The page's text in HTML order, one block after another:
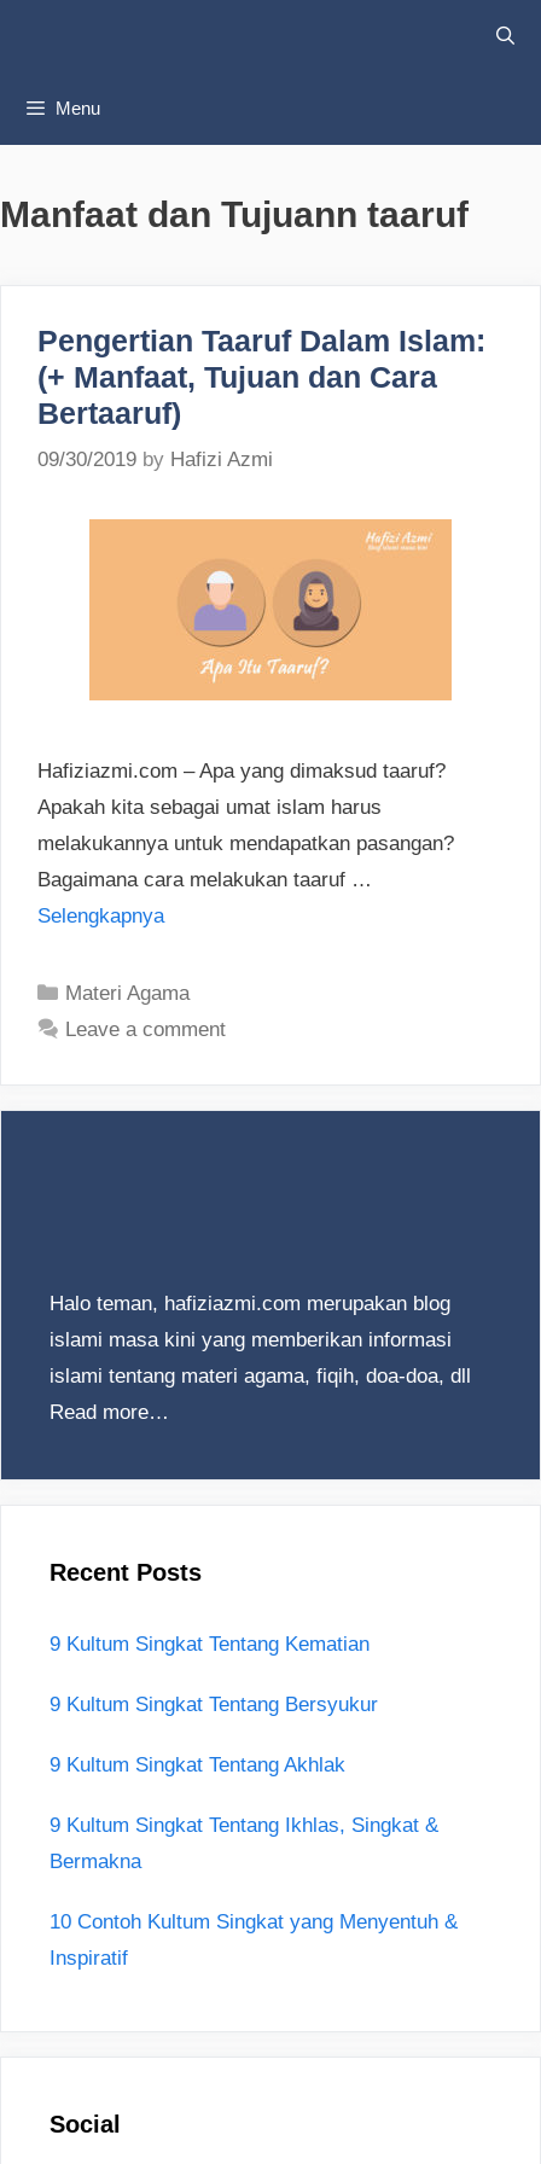
Menu
Manfaat dan Tujuann taaruf
Pengertian Taaruf Dalam Islam:
(+ Manfaat, Tujuan dan Cara
Bertaaruf)
09/30/2019 by Hafizi Azmi
Hafiziazmi.com – Apa yang dimaksud taaruf?
Apakah kita sebagai umat islam harus
melakukannya untuk mendapatkan pasangan?
Bagaimana cara melakukan taaruf …
Selengkapnya
Categories
Materi Agama
Leave a comment
Halo teman, hafiziazmi.com merupakan blog
islami masa kini yang memberikan informasi
islami tentang materi agama, fiqih, doa-doa, dll
Read more…
Recent Posts
9 Kultum Singkat Tentang Kematian
9 Kultum Singkat Tentang Bersyukur
9 Kultum Singkat Tentang Akhlak
9 Kultum Singkat Tentang Ikhlas, Singkat &
Bermakna
10 Contoh Kultum Singkat yang Menyentuh &
Inspiratif
Social